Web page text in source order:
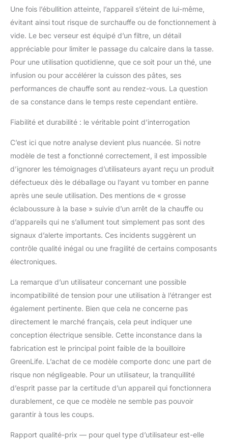
Une fois l’ébullition atteinte, l’appareil s’éteint de lui-même,
évitant ainsi tout risque de surchauffe ou de fonctionnement à
vide. Le bec verseur est équipé d’un filtre, un détail
appréciable pour limiter le passage du calcaire dans la tasse.
Pour une utilisation quotidienne, que ce soit pour un thé, une
infusion ou pour accélérer la cuisson des pâtes, ses
performances de chauffe sont au rendez-vous. La question
de sa constance dans le temps reste cependant entière.
Fiabilité et durabilité : le véritable point d’interrogation
C’est ici que notre analyse devient plus nuancée. Si notre
modèle de test a fonctionné correctement, il est impossible
d’ignorer les témoignages d’utilisateurs ayant reçu un produit
défectueux dès le déballage ou l’ayant vu tomber en panne
après une seule utilisation. Des mentions de « grosse
éclaboussure à la base » suivie d’un arrêt de la chauffe ou
d’appareils qui ne s’allument tout simplement pas sont des
signaux d’alerte importants. Ces incidents suggèrent un
contrôle qualité inégal ou une fragilité de certains composants
électroniques.
La remarque d’un utilisateur concernant une possible
incompatibilité de tension pour une utilisation à l’étranger est
également pertinente. Bien que cela ne concerne pas
directement le marché français, cela peut indiquer une
conception électrique sensible. Cette inconstance dans la
fabrication est le principal point faible de la bouilloire
GreenLife. L’achat de ce modèle comporte donc une part de
risque non négligeable. Pour un utilisateur, la tranquillité
d’esprit passe par la certitude d’un appareil qui fonctionnera
durablement, ce que ce modèle ne semble pas pouvoir
garantir à tous les coups.
Rapport qualité-prix — pour quel type d’utilisateur est-elle